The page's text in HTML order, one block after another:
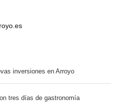
inversiones en Arroyo
tres días de gastronomía